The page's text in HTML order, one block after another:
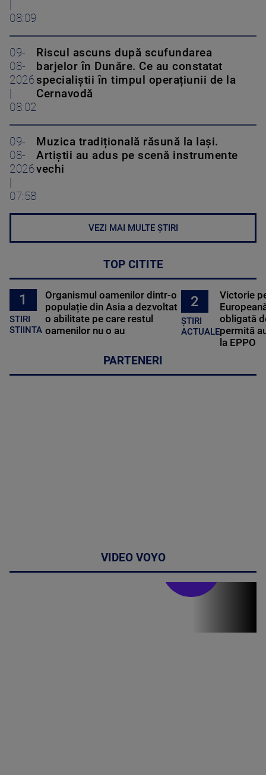
08:09
09-
08-
2026
08:02
Riscul ascuns după scufundarea
barjelor în Dunăre. Ce au constatat
specialiștii în timpul operațiunii de la
Cernavodă
09-
08-
2026
07:58
Muzica tradițională răsună la Iași.
Artiștii au adus pe scenă instrumente
vechi
VEZI MAI MULTE ȘTIRI
TOP CITITE
1
STIRI
STIINTA
Organismul oamenilor dintr-o
populație din Asia a dezvoltat
o abilitate pe care restul
oamenilor nu o au
2
ȘTIRI
ACTUALE
Victorie
obligată
permită
la EPPO
PARTENERI
VIDEO VOYO